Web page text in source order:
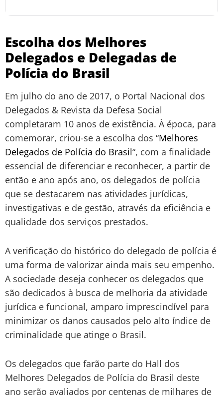
Escolha dos Melhores
Delegados e Delegadas de
Polícia do Brasil
Em julho do ano de 2017, o Portal Nacional dos
Delegados & Revista da Defesa Social
completaram 10 anos de existência. À época, para
comemorar, criou-se a escolha dos “Melhores
Delegados de Polícia do Brasil“, com a finalidade
essencial de diferenciar e reconhecer, a partir de
então e ano após ano, os delegados de polícia
que se destacarem nas atividades jurídicas,
investigativas e de gestão, através da eficiência e
qualidade dos serviços prestados.
A verificação do histórico do delegado de polícia é
uma forma de valorizar ainda mais seu empenho.
A sociedade deseja conhecer os delegados que
são dedicados à busca de melhoria da atividade
jurídica e funcional, amparo imprescindível para
minimizar os danos causados pelo alto índice de
criminalidade que atinge o Brasil.
Os delegados que farão parte do Hall dos
Melhores Delegados de Polícia do Brasil deste
ano serão avaliados por centenas de milhares de